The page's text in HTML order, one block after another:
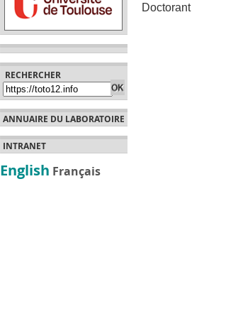
RECHERCHER
ANNUAIRE DU LABORATOIRE
INTRANET
English Français
Doctorant